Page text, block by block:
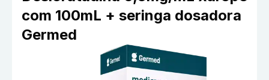
com 100mL + seringa dosadora
Germed